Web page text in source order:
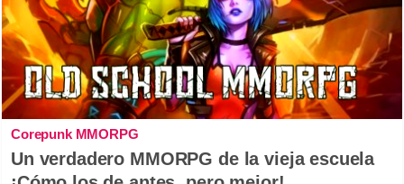
Corepunk MMORPG
Un verdadero MMORPG de la vieja escuela